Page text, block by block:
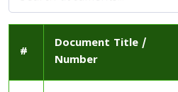
#
Document Title /
Number